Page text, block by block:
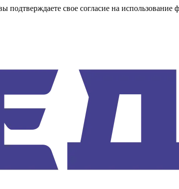
свое согласие на использование